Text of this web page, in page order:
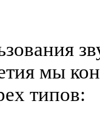
мы
типов: